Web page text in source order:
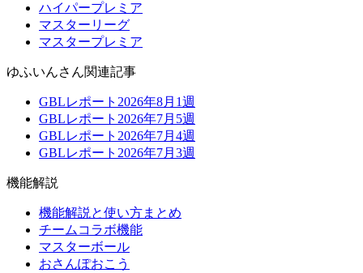
ハイパープレミア
マスターリーグ
マスタープレミア
ゆふいんさん関連記事
GBLレポート2026年8月1週
GBLレポート2026年7月5週
GBLレポート2026年7月4週
GBLレポート2026年7月3週
機能解説
機能解説と使い方まとめ
チームコラボ機能
マスターボール
おさんぽおこう